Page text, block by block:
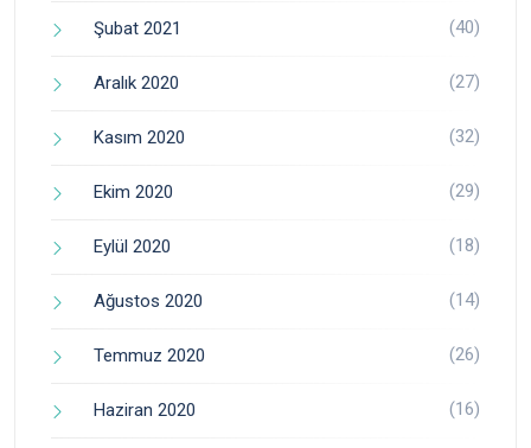
Şubat 2021 (40)
Aralık 2020 (27)
Kasım 2020 (32)
Ekim 2020 (29)
Eylül 2020 (18)
Ağustos 2020 (14)
Temmuz 2020 (26)
Haziran 2020 (16)